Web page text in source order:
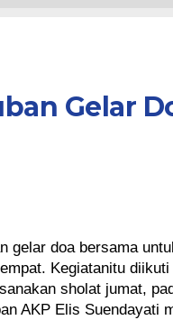
Gelar
gelar doa bersama
Kegiatanitu
sholat jumat,
AKP Elis Suendayati